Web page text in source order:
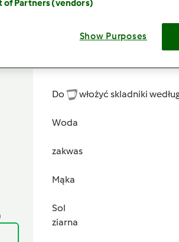
Do włożyć skladniki
Woda
zakwas
Mąka
Sol
ziarna
of Partners (vendors)
Show Purposes